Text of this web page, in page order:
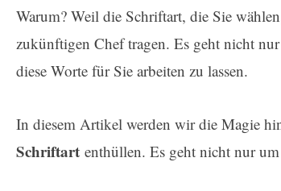
Warum? Weil die Schriftart, die Sie
zukünftigen Chef tragen. Es geht nicht
diese Worte für Sie arbeiten zu lassen.
In diesem Artikel werden wir die Magie
Schriftartenthüllen. Es geht nicht nur